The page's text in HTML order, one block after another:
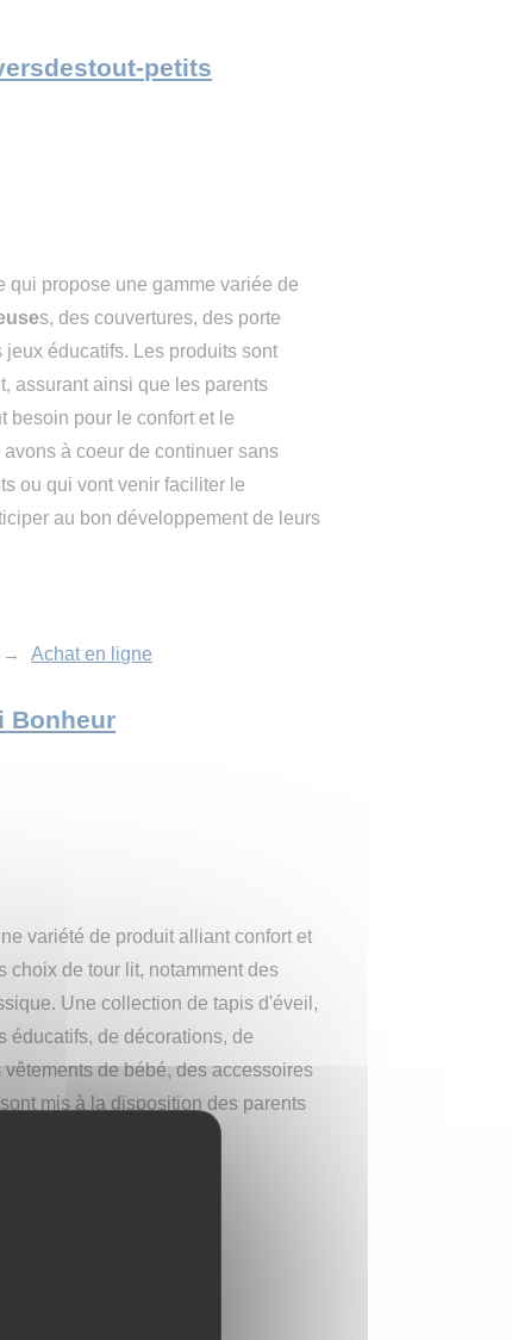
petits
qui propose une gamme variée de
s, des couvertures, des porte
éducatifs. Les produits sont
assurant ainsi que les parents
besoin pour le confort et le
à coeur de continuer sans
ou qui vont venir faciliter le
au bon développement de leurs
→ Achat en ligne
Bonheur
variété de produit alliant confort et
choix de tour lit, notamment des
Une collection de tapis d'éveil,
éducatifs, de décorations, de
de bébé, des accessoires
mis à la disposition des parents
Time